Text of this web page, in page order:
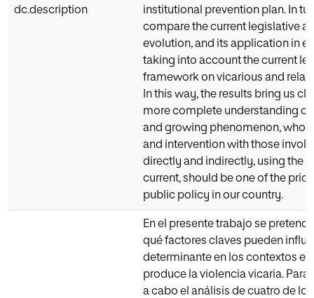
dc.description
institutional prevention plan. In
compare the current legislative
evolution, and its application in
taking into account the current
framework on vicarious and
In this way, the results bring us
more complete understanding of
and growing phenomenon,
and intervention with those
directly and indirectly, using the
current, should be one of the
public policy in our country.
En el presente trabajo se
qué factores claves pueden
determinante en los contextos en
produce la violencia vicaria. Para
a cabo el análisis de cuatro de